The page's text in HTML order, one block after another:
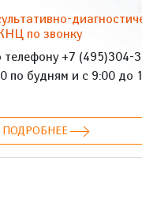
по звонку
телефону +7 (495)304-
по будням и с 9:00 до
ПОДРОБНЕЕ